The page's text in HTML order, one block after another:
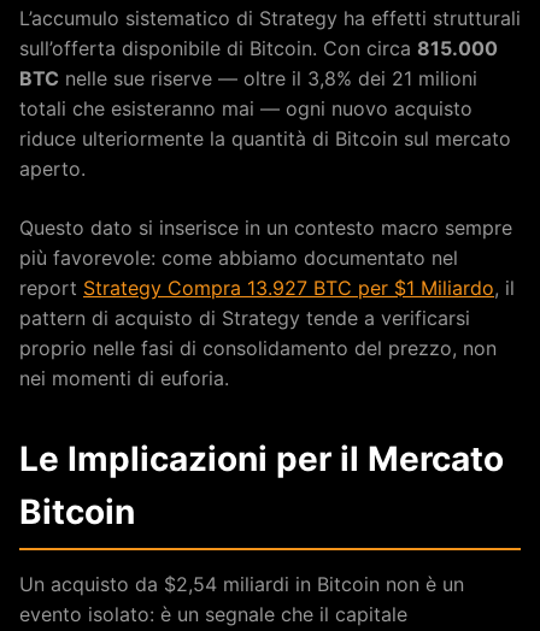
L’accumulo sistematico di Strategy ha effetti strutturali
sull’offerta disponibile di Bitcoin. Con circa 815.000
BTC nelle sue riserve — oltre il 3,8% dei 21 milioni
totali che esisteranno mai — ogni nuovo acquisto
riduce ulteriormente la quantità di Bitcoin sul mercato
aperto.
Questo dato si inserisce in un contesto macro sempre
più favorevole: come abbiamo documentato nel
report Strategy Compra 13.927 BTC per $1 Miliardo, il
pattern di acquisto di Strategy tende a verificarsi
proprio nelle fasi di consolidamento del prezzo, non
nei momenti di euforia.
Le Implicazioni per il Mercato
Bitcoin
Un acquisto da $2,54 miliardi in Bitcoin non è un
evento isolato: è un segnale che il capitale